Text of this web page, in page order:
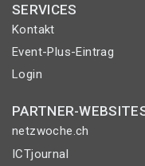
SERVICES
Kontakt
Event-Plus-Eintrag
Login
PARTNER-
netzwoche.ch
ICTjournal